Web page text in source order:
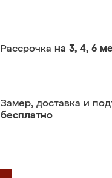
Рассрочка на 3, 4, 6
Замер, доставка и
бесплатно